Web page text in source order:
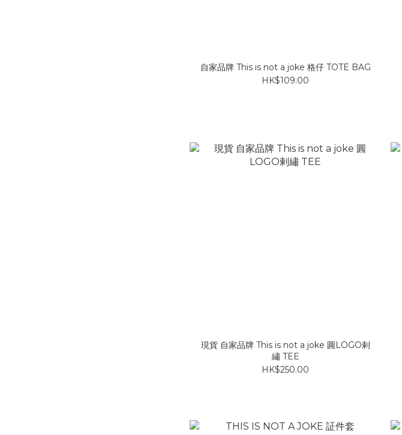
自家品牌 This is not a joke 格仔 TOTE BAG
HK$109.00
現貨 自家品牌 This is not a joke 圓LOGO剌
繡 TEE
HK$250.00